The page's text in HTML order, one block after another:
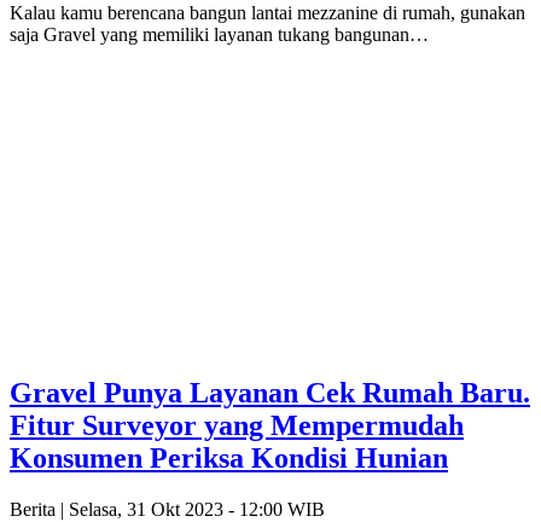
Kalau kamu berencana bangun lantai mezzanine di rumah, gunakan
saja Gravel yang memiliki layanan tukang bangunan…
Gravel Punya Layanan Cek Rumah Baru.
Fitur Surveyor yang Mempermudah
Konsumen Periksa Kondisi Hunian
Berita | Selasa, 31 Okt 2023 - 12:00 WIB